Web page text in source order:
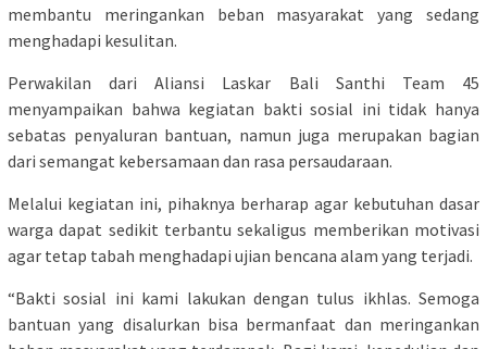
membantu meringankan beban masyarakat yang sedang
menghadapi kesulitan.
Perwakilan dari Aliansi Laskar Bali Santhi Team 45
menyampaikan bahwa kegiatan bakti sosial ini tidak hanya
sebatas penyaluran bantuan, namun juga merupakan bagian
dari semangat kebersamaan dan rasa persaudaraan.
Melalui kegiatan ini, pihaknya berharap agar kebutuhan dasar
warga dapat sedikit terbantu sekaligus memberikan motivasi
agar tetap tabah menghadapi ujian bencana alam yang terjadi.
“Bakti sosial ini kami lakukan dengan tulus ikhlas. Semoga
bantuan yang disalurkan bisa bermanfaat dan meringankan